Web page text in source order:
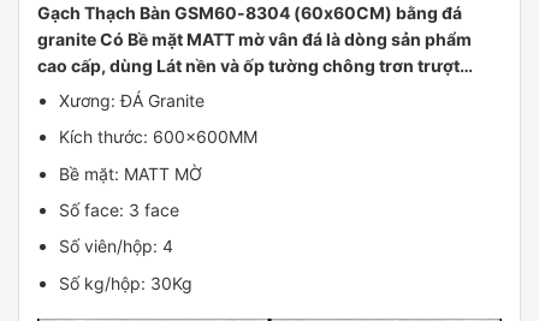
Gạch Thạch Bàn GSM60-8304 (60x60CM) bằng đá
granite Có Bề mặt MATT mờ vân đá là dòng sản phẩm
cao cấp, dùng Lát nền và ốp tường chông trơn trượt…
Xương: ĐÁ Granite
Kích thước: 600x600MM
Bề mặt: MATT MỜ
Số face: 3 face
Số viên/hộp: 4
Số kg/hộp: 30Kg